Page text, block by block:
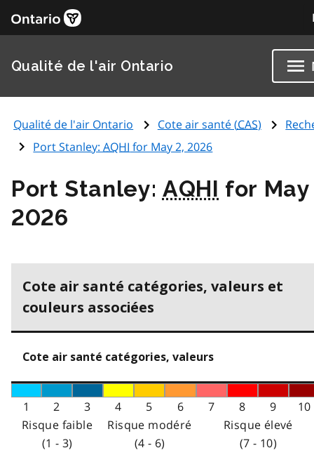
Qualité de l'air Ontario
Qualité de l'air Ontario Cote air santé (CAS)
Port Stanley:AQHI for May 2, 2026
Port Stanley: AQHI for May
2026
Cote air santé catégories, valeurs et
couleurs associées
Cote air santé catégories, valeurs
1 2 3 4 5 6 7 8 9
10
Risque faible
(1 - 3)
Risque modéré
(4 - 6)
Risque élevé
(7 - 10)